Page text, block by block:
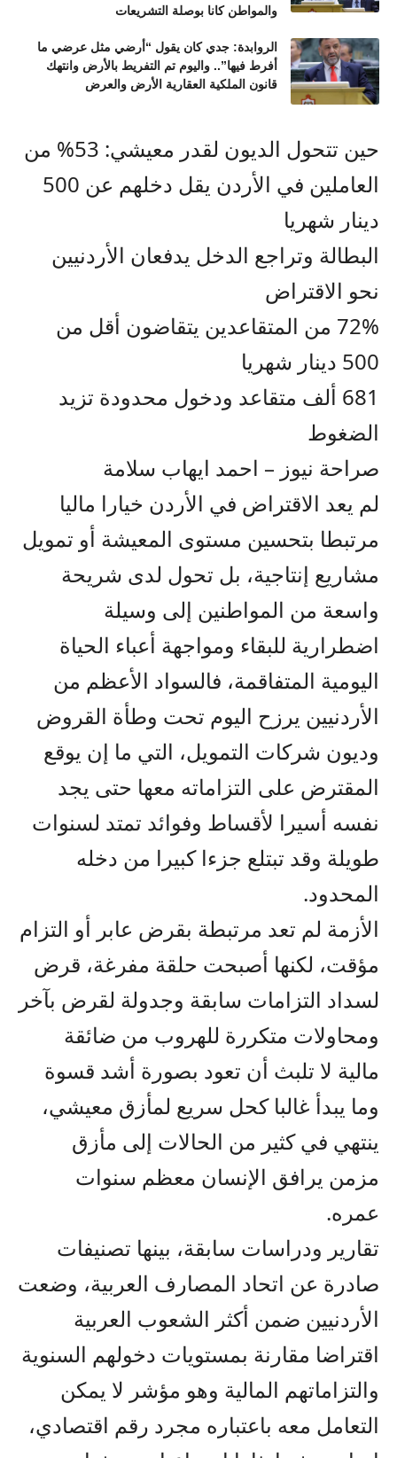
والمواطن كانا بوصلة التشريعات
الروابدة: جدي كان يقول “أرضي مثل عرضي ما
أفرط فيها”.. واليوم تم التفريط بالأرض وانتهك
قانون الملكية العقارية الأرض والعرض
حين تتحول الديون لقدر معيشي: 53% من
العاملين في الأردن يقل دخلهم عن 500
دينار شهريا
البطالة وتراجع الدخل يدفعان الأردنيين
نحو الاقتراض
72% من المتقاعدين يتقاضون أقل من
500 دينار شهريا
681 ألف متقاعد ودخول محدودة تزيد
الضغوط
صراحة نيوز – احمد ايهاب سلامة
لم يعد الاقتراض في الأردن خيارا ماليا
مرتبطا بتحسين مستوى المعيشة أو تمويل
مشاريع إنتاجية، بل تحول لدى شريحة
واسعة من المواطنين إلى وسيلة
اضطرارية للبقاء ومواجهة أعباء الحياة
اليومية المتفاقمة، فالسواد الأعظم من
الأردنيين يرزح اليوم تحت وطأة القروض
وديون شركات التمويل، التي ما إن يوقع
المقترض على التزاماته معها حتى يجد
نفسه أسيرا لأقساط وفوائد تمتد لسنوات
طويلة وقد تبتلع جزءا كبيرا من دخله
المحدود.
الأزمة لم تعد مرتبطة بقرض عابر أو التزام
مؤقت، لكنها أصبحت حلقة مفرغة، قرض
لسداد التزامات سابقة وجدولة لقرض بآخر
ومحاولات متكررة للهروب من ضائقة
مالية لا تلبث أن تعود بصورة أشد قسوة
وما يبدأ غالبا كحل سريع لمأزق معيشي،
ينتهي في كثير من الحالات إلى مأزق
مزمن يرافق الإنسان معظم سنوات
عمره.
تقارير ودراسات سابقة، بينها تصنيفات
صادرة عن اتحاد المصارف العربية، وضعت
الأردنيين ضمن أكثر الشعوب العربية
اقتراضا مقارنة بمستويات دخولهم السنوية
والتزاماتهم المالية وهو مؤشر لا يمكن
التعامل معه باعتباره مجرد رقم اقتصادي،